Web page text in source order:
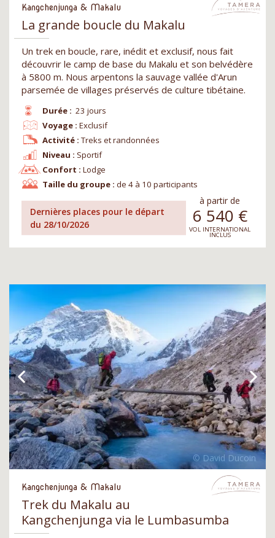
Kangchenjunga & Makalu
La grande boucle du Makalu
Un trek en boucle, rare, inédit et exclusif, nous fait
découvrir le camp de base du Makalu et son belvédère
à 5800 m. Nous arpentons la sauvage vallée d'Arun
parsemée de villages préservés de culture tibétaine.
Durée : 23 jours
Niveau : Sportif
Voyage : Exclusif
Confort : Lodge
Activité : Treks et randonnées
Taille du groupe : de 4 à 10 participants
Dernières places pour le départ
du 28/10/2026
à partir de
6 540 €
VOL INTERNATIONAL
INCLUS
Kangchenjunga & Makalu
Trek du Makalu au
Kangchenjunga via le Lumbasumba